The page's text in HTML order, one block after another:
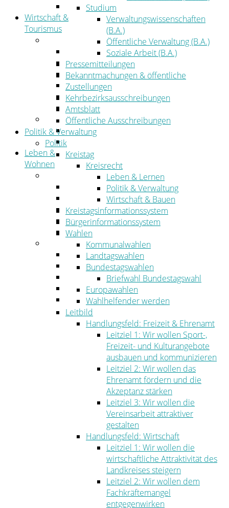
Zahlen, Daten, Fakten
Wirtschaft &
Tourismus
Wirtschaftsförderung
Gewerbeflächen und Unternehmen
Arbeitgeberservice
Mobilfunk & Breitband
Straßen- und Radwegebau
Landwirtschaft
Tourismus
Freizeit und Urlaub im Landkreis
Veranstaltungen
Leben &
Wohnen
Migration
Schulen, Bildung, Sport und Kultur
Soziales
Gesundheit
Jugend, Familie und Senioren
Bauen und Planen
Abfall
Umwelt
Ordnung
Studium
Verwaltungswissenschaften
(B.A.)
Öffentliche Verwaltung (B.A.)
Soziale Arbeit (B.A.)
Pressemitteilungen
Bekanntmachungen & öffentliche
Zustellungen
Kehrbezirksausschreibungen
Amtsblatt
Öffentliche Ausschreibungen
Politik & Verwaltung
Politik
Kreistag
Kreisrecht
Leben & Lernen
Politik & Verwaltung
Wirtschaft & Bauen
Kreistagsinformationssystem
Bürgerinformationssystem
Wahlen
Kommunalwahlen
Landtagswahlen
Bundestagswahlen
Briefwahl Bundestagswahl
Europawahlen
Wahlhelfender werden
Leitbild
Handlungsfeld: Freizeit & Ehrenamt
Leitziel 1: Wir wollen Sport-,
Freizeit- und Kulturangebote
ausbauen und kommunizieren
Leitziel 2: Wir wollen das
Ehrenamt fördern und die
Akzeptanz stärken
Leitziel 3: Wir wollen die
Vereinsarbeit attraktiver
gestalten
Handlungsfeld: Wirtschaft
Leitziel 1: Wir wollen die
wirtschaftliche Attraktivität des
Landkreises steigern
Leitziel 2: Wir wollen dem
Fachkräftemangel
entgegenwirken